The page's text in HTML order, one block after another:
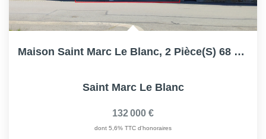
Maison Saint Marc Le Blanc, 2 Pièce(s) 68 M2,1ch,combles...
Saint Marc Le Blanc
132 000 €
dont 5,6% TTC d'honoraires